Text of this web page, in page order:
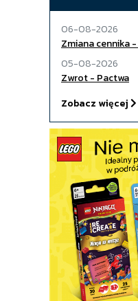
06-08-2026
Zmiana cennika
05-08-2026
Zwrot - Pactwa
Zobacz więcej